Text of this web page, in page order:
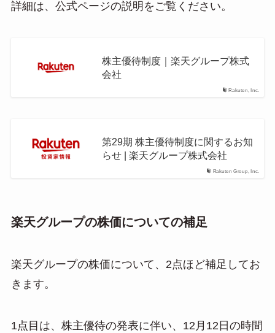
詳細は、公式ページの説明をご覧ください。
Rakuten, Inc.
株主優待制度｜楽天グループ株式
会社
Rakuten Group, Inc.
第29期 株主優待制度に関するお知
らせ | 楽天グループ株式会社
楽天グループの株価についての補足
楽天グループの株価について、2点ほど補足してお
きます。
1点目は、株主優待の発表に伴い、12月12日の時間